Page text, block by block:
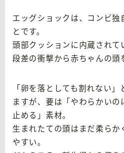
エッグショックは、コンビ独
とです。
頭部クッションに内蔵されて
段差の衝撃から赤ちゃんの頭
「卵を落としても割れない
ますが、要は「やわらかいの
止める」素材。
生まれたての頭はまだ柔らか
やすい。